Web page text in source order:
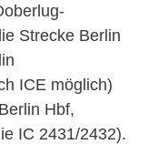
Strecke Berlin
ICE möglich)
Hbf,
IC 2431/2432).